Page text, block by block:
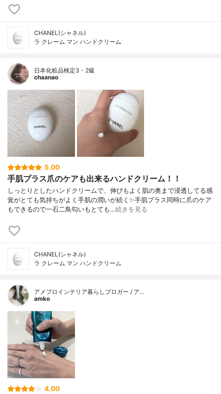
CHANEL(シャネル)
ラ クレーム マン ハンドクリーム
日本化粧品検定3・2級
chaanao
5.00
手肌プラス爪のケアも出来るハンドクリーム！！
しっとりとしたハンドクリームで、伸びもよく肌の奥まで浸透してる感
覚がとても気持ちがよく手肌の潤いが続く✨手肌プラス同時に爪のケア
もできるので一石二鳥匂いもとても…続きを見る
CHANEL(シャネル)
ラ クレーム マン ハンドクリーム
アメブロインテリア暮らしブロガー / ア…
amko
4.00